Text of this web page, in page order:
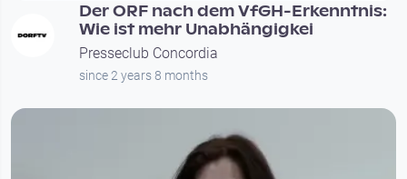
Der ORF nach dem VfGH-Erkenntnis:
Wie ist mehr Unabhängigkei
Presseclub Concordia
since 2 years 8 months